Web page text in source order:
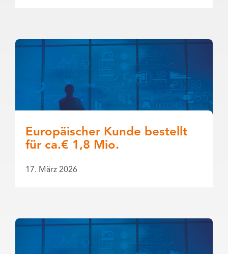
Europäischer Kunde bestellt
für ca.€ 1,8 Mio.
17. März 2026